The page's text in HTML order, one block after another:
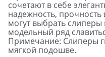
сочетают в себе
надежность,
могут выбрать слиперы
модельный ряд
Примечание: Слиперы
мягкой подошве.